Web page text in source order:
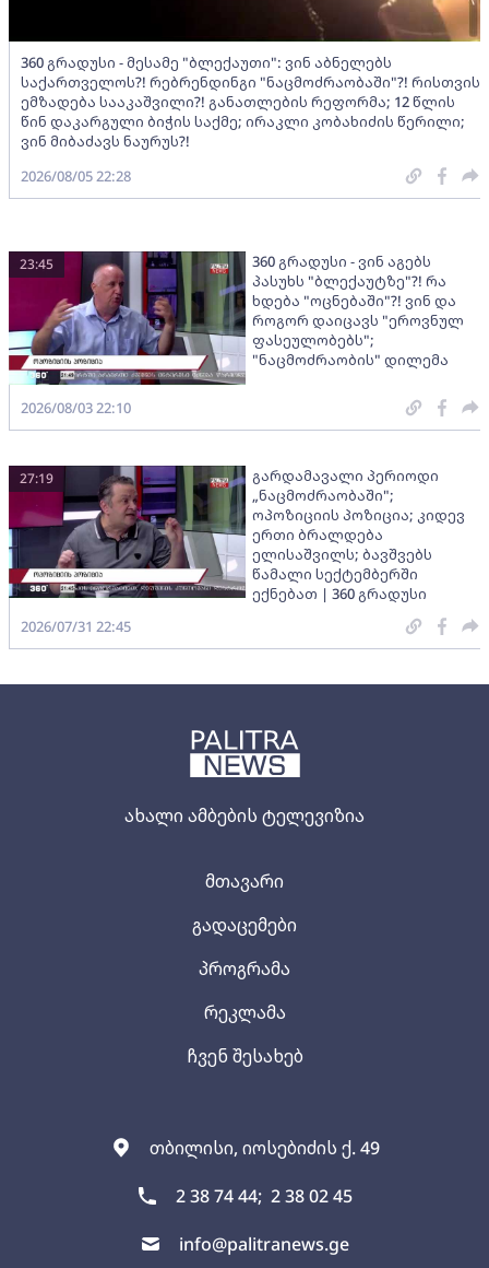
ახალი ამბების ტელევიზია
თბილისი, იოსებიძის ქ. 49
2 38 74 44; 2 38 02 45
info@palitranews.ge
მთავარი
გადაცემები
პროგრამა
რეკლამა
ჩვენ შესახებ
360 გრადუსი - მესამე "ბლექაუთი": ვინ აბნელებს
საქართველოს?! რებრენდინგი "ნაცმოძრაობაში"?! რისთვის
ემზადება სააკაშვილი?! განათლების რეფორმა; 12 წლის
წინ დაკარგული ბიჭის საქმე; ირაკლი კობახიძის წერილი;
ვინ მიბაძავს ნაურუს?!
2026/08/05 22:28
360 გრადუსი - ვინ აგებს
პასუხს "ბლექაუტზე"?! რა
ხდება "ოცნებაში"?! ვინ და
როგორ დაიცავს "ეროვნულ
ფასეულობებს";
"ნაცმოძრაობის" დილემა
23:45
2026/08/03 22:10
გარდამავალი პერიოდი
„ნაცმოძრაობაში";
ოპოზიციის პოზიცია; კიდევ
ერთი ბრალდება
ელისაშვილს; ბავშვებს
წამალი სექტემბერში
ექნებათ | 360 გრადუსი
27:19
2026/07/31 22:45